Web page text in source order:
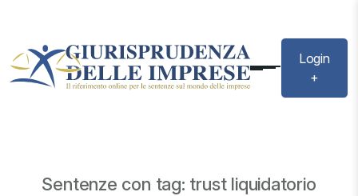
Login
+
Sentenze con tag: trust liquidatorio